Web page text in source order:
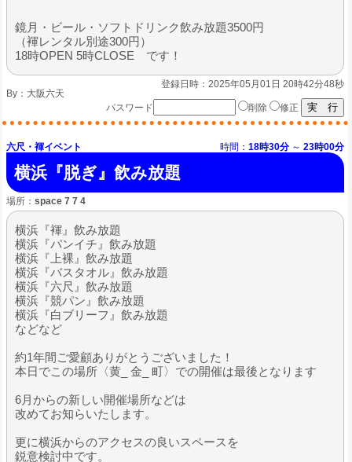
鏡月・ビール・ソフトドリンク飲み放題3500円
（褌レンタル別途300円）
18時OPEN 5時CLOSE です！
登録日時：2025年05月01日 20時42分48秒
By： 大阪六天
パスワード
削除 修正
六尺・褌イベント 時間： 18時30分 ～ 23時00分
横浜『脱ぎ』飲み放題
場所： space 7 7 4
横浜『褌』飲み放題
横浜『パンイチ』飲み放題
横浜『上裸』飲み放題
横浜『バスタオル』飲み放題
横浜『六尺』飲み放題
横浜『競パン』飲み放題
横浜『白ブリーフ』飲み放題
などなど
約1年間ご愛顧ありがとうございました！
本日でこの場所〈黄_ 金_ 町〉での開催は最後となります
6月からの新しい開催場所などは
改めてお知らいたします。
更に横浜からのアクセスの良いスペースを
鋭意検討中です。